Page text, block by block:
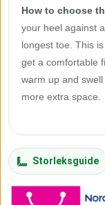
How to choose
your heel against
longest toe. This
get a comfortable
warm up and
more extra space.
Storleksguide